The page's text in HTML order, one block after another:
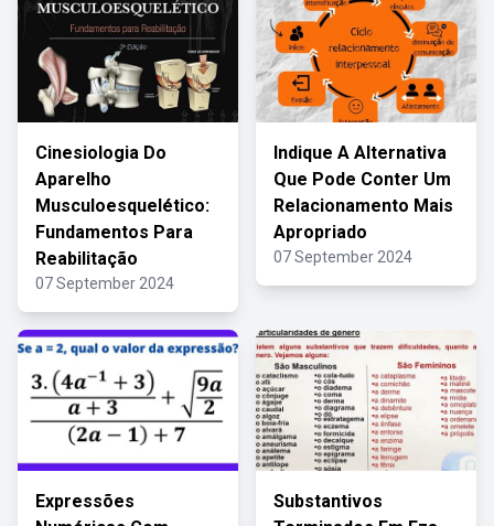
Cinesiologia Do
Aparelho
Musculoesquelético:
Fundamentos Para
Reabilitação
07 September 2024
Indique A Alternativa
Que Pode Conter Um
Relacionamento Mais
Apropriado
07 September 2024
Expressões
Substantivos